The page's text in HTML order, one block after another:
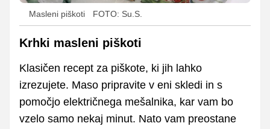
Masleni piškoti FOTO: Su.S.
Krhki masleni piškoti
Klasičen recept za piškote, ki jih lahko
izrezujete. Maso pripravite v eni skledi in s
pomočjo električnega mešalnika, kar vam bo
vzelo samo nekaj minut. Nato vam preostane